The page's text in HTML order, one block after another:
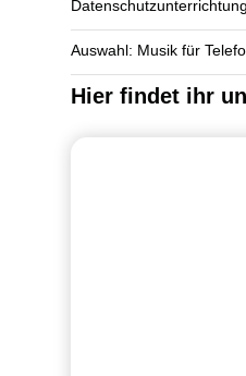
Datenschutzunterrichtung
Auswahl: Musik für
Hier findet ihr